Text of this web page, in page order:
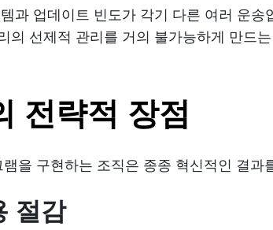
과 업데이트 빈도가 각기 다른 여러 운송
의 선제적 관리를 거의 불가능하게 만드
전략적 장점
을 구현하는 조직은 종종 혁신적인 결과
절감